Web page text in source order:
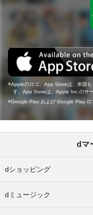
Appleのロゴ、App Storeは、米国
す。App Storeは、Apple Inc.のサー
Google Play および Google Play ロ
dマ
dショッピング
dミュージック